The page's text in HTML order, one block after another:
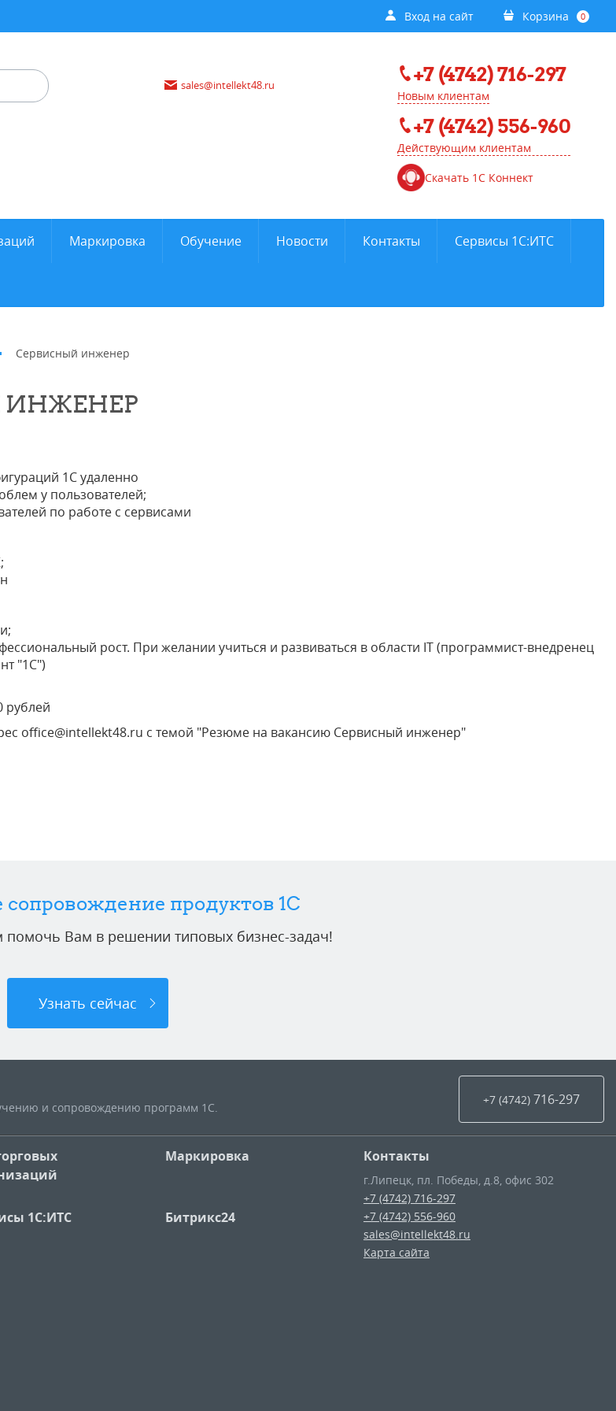
Вход на сайт Корзина 0
sales@intellekt48.ru +7 (4742) 716-297
Новым клиентам
+7 (4742) 556-960
Действующим клиентам
Скачать 1С Коннект
Маркировка Обучение Новости Контакты Сервисы 1С:ИТС
Сервисный инженер
ИНЖЕНЕР
1С удаленно
у пользователей;
по работе с сервисами
рост. При желании учиться и развиваться в области IT (программист-внедренец
"1С")
рублей
office@intellekt48.ru с темой "Резюме на вакансию Сервисный инженер"
сопровождение продуктов 1C
Вам в решении типовых бизнес-задач!
Узнать сейчас
и сопровождению программ 1С.
+7 (4742) 716-297
Маркировка
1С:ИТС Битрикс24
Контакты
г.Липецк, пл. Победы, д.8, офис 302
+7 (4742) 716-297
+7 (4742) 556-960
sales@intellekt48.ru
Карта сайта